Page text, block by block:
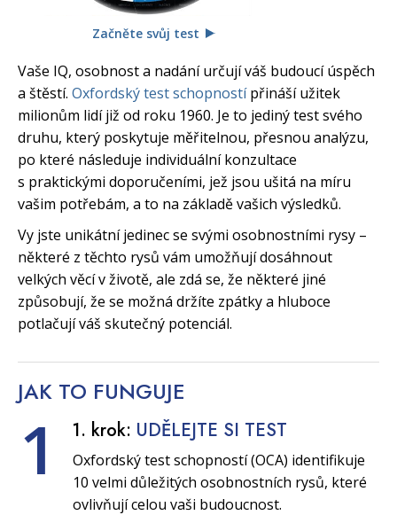
Začněte svůj test
Vaše IQ, osobnost a nadání určují váš budoucí úspěch
a štěstí. Oxfordský test schopnostípřináší užitek
milionům lidí již od roku 1960. Je to jediný test svého
druhu, který poskytuje měřitelnou, přesnou analýzu,
po které následuje individuální konzultace
s praktickými doporučeními, jež jsou ušitá na míru
vašim potřebám, a to na základě vašich výsledků.
Vy jste unikátní jedinec se svými osobnostními rysy –
některé z těchto rysů vám umožňují dosáhnout
velkých věcí v životě, ale zdá se, že některé jiné
způsobují, že se možná držíte zpátky a hluboce
potlačují váš skutečný potenciál.
JAK TO FUNGUJE
1 1. krok: UDĚLEJTE SI TEST
Oxfordský test schopností (OCA) identifikuje
10 velmi důležitých osobnostních rysů, které
ovlivňují celou vaši budoucnost.